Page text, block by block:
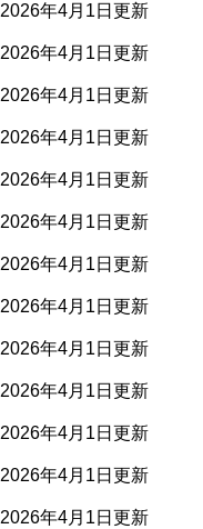
2026年4月1日更新
2026年4月1日更新
2026年4月1日更新
2026年4月1日更新
2026年4月1日更新
2026年4月1日更新
2026年4月1日更新
2026年4月1日更新
2026年4月1日更新
2026年4月1日更新
2026年4月1日更新
2026年4月1日更新
2026年4月1日更新